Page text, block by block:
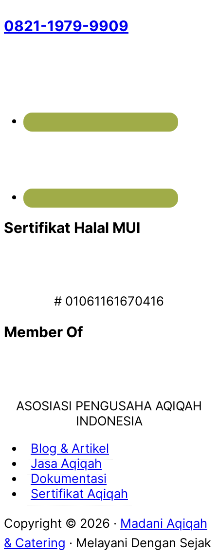
0821-1979-9909
Sertifikat Halal MUI
# 01061161670416
Member Of
ASOSIASI PENGUSAHA AQIQAH
INDONESIA
Blog & Artikel
Jasa Aqiqah
Dokumentasi
Sertifikat Aqiqah
Copyright © 2026 · Madani Aqiqah
& Catering · Melayani Dengan Sejak